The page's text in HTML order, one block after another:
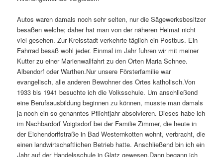
Autos waren damals noch sehr selten, nur die Sägewerksbesitzer
besaßen welche; daher hat man von der näheren Heimat nicht
viel gesehen. Zur Kreisstadt verkehrte täglich ein Postbus. Ein
Fahrrad besaß wohl jeder. Einmal im Jahr fuhren wir mit meiner
Kutter zu einer Marienwall­fahrt zu den Orten Maria Schnee.
Albendorf oder Warthen.Nur unsere Försterfamilie war
evangelisch, alle anderen Bewohner des Ortes katholisch.Von
1933 bis 1941 besuchte ich die Volksschule. Um anschließend
eine Berufsausbildung beginnen zu können, musste man damals
ja noch ein so genanntes Pflichtjahr absolvieren. Dieses habe ich
im Nachbardorf Voigtsdorf bei der Familie Zimmer, die heute in
der Eichendorffstraße in Bad Westernkotten wohnt, verbracht, die
einen landwirtschaftlichen Betrieb hatte. Anschließend bin ich ein
Jahr auf der Handelsschule in Glatz gewesen.Dann begann ich